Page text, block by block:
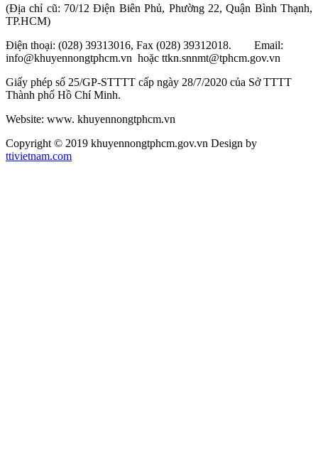
(Địa chỉ cũ: 70/12 Điện Biên Phủ, Phường 22, Quận Bình Thạnh,
TP.HCM)
Điện thoại: (028) 39313016, Fax (028) 39312018. Email:
info@khuyennongtphcm.vn hoặc ttkn.snnmt@tphcm.gov.vn
Giấy phép số 25/GP-STTTT cấp ngày 28/7/2020 của Sở TTTT
Thành phố Hồ Chí Minh.
Website: www. khuyennongtphcm.vn
Copyright © 2019 khuyennongtphcm.gov.vn Design by
ttivietnam.com